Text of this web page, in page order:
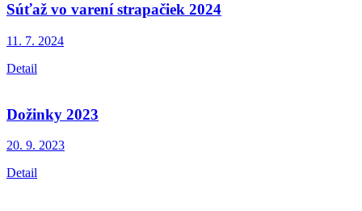
Súťaž vo varení strapačiek 2024
11. 7. 2024
Detail
Dožinky 2023
20. 9. 2023
Detail